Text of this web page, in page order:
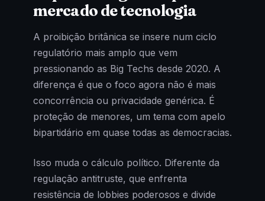
mercado de tecnologia
A proibição britânica se insere num ciclo
regulatório mais amplo que vem
pressionando as Big Techs desde 2020. A
diferença é que o foco agora não é mais
concorrência ou privacidade genérica. É
proteção de menores, um tema com apelo
bipartidário em quase todas as democracias.
Isso muda o cálculo político. Diferente da
regulação antitruste, que enfrenta
resistência de lobbies poderosos e divide